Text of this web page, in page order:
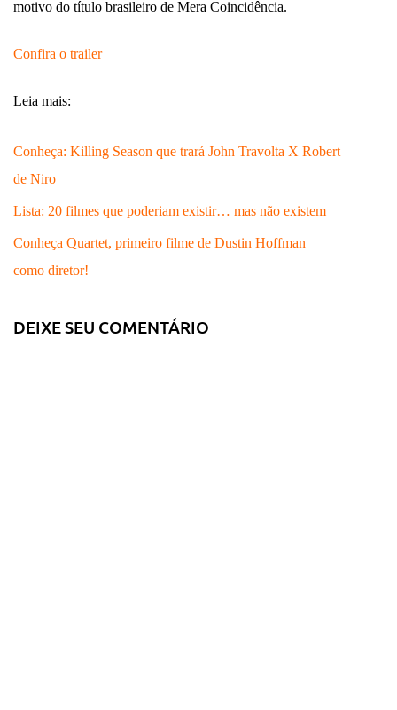
motivo do título brasileiro de Mera Coincidência.
Confira o trailer
Leia mais:
Conheça: Killing Season que trará John Travolta X Robert
de Niro
Lista: 20 filmes que poderiam existir… mas não existem
Conheça Quartet, primeiro filme de Dustin Hoffman
como diretor!
DEIXE SEU COMENTÁRIO